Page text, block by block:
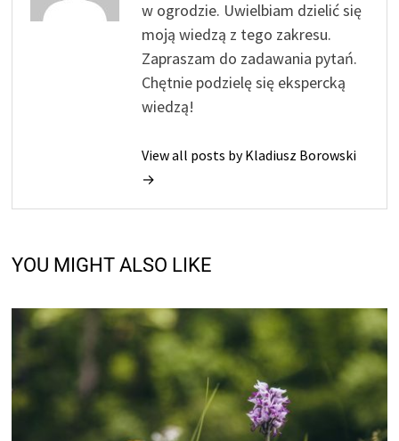
w ogrodzie. Uwielbiam dzielić się
moją wiedzą z tego zakresu.
Zapraszam do zadawania pytań.
Chętnie podzielę się ekspercką
wiedzą!
View all posts by Kladiusz Borowski
→
YOU MIGHT ALSO LIKE